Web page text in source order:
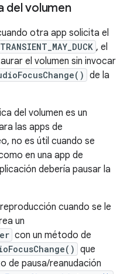
del volumen
otra app solicita el
, el
el volumen sin invocar
de la
del volumen es un
las apps de
no es útil cuando se
en una app de
debería pausar la
cuando se le
un
con un método de
que
de pausa/reanudación